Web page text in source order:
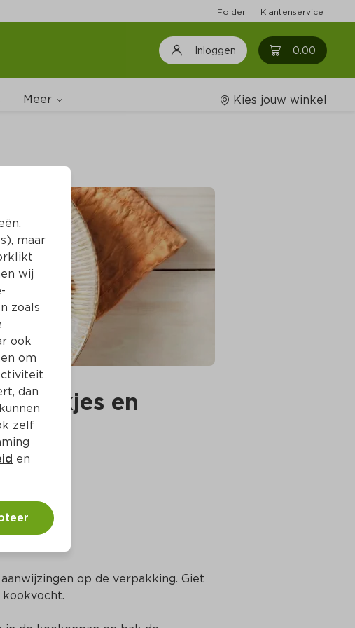
Folder Klantenservice
Inloggen 0.00 0
Meer
Wijnshop
Boodschappenlijstjes
Kies jouw winkel
spekjes en
op de verpakking. Giet
maar
wij
zoals
ook
om
dan
zelf
en